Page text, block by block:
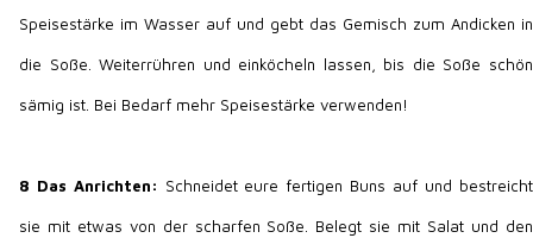
Speisestärke im Wasser auf und gebt das Gemisch zum Andicken in
die Soße. Weiterrühren und einköcheln lassen, bis die Soße schön
sämig ist. Bei Bedarf mehr Speisestärke verwenden!
8 Das Anrichten: Schneidet eure fertigen Buns auf und bestreicht
sie mit etwas von der scharfen Soße. Belegt sie mit Salat und den